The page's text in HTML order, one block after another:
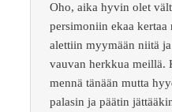
Oho, aika hyvin olet
persimoniin ekaa
alettiin myymään niitä
vauvan herkkua
mennä tänään mutta
palasin ja päätin